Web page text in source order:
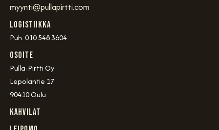
myynti@pullapirtti.com
Logistiikka
Puh. 010 548 3604
OSOITE
Pulla-Pirtti Oy
Lepolantie 17
90410 Oulu
Kahvilat